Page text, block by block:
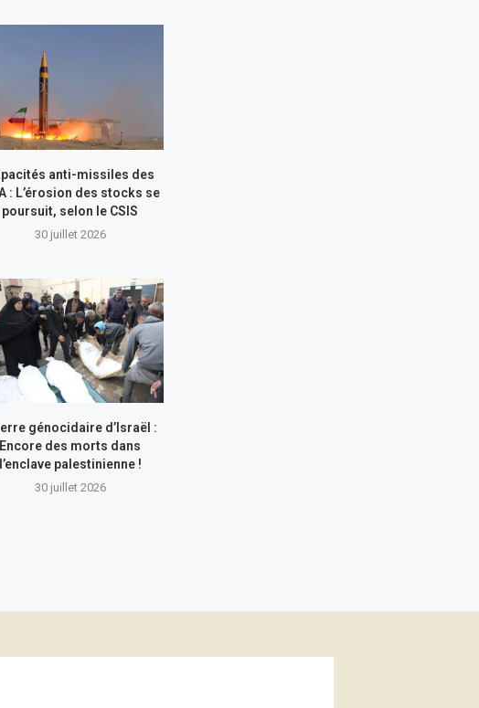
anti-missiles des
: L’érosion des stocks se
poursuit, selon le CSIS
30 juillet 2026
génocidaire d’Israël :
Encore des morts dans
l’enclave palestinienne !
30 juillet 2026